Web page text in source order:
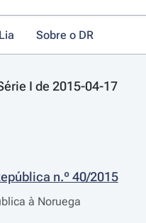
Lia Sobre o DR
I de 2015-04-17
n.º 40/2015
à Noruega